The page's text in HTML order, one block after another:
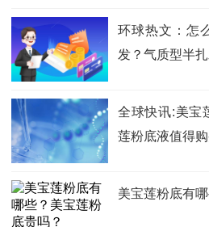
环球热文：怎
发？气质型半
全球快讯:美宝
莲粉底液值得购
美宝莲粉底有